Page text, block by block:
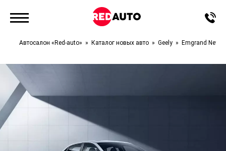
Автосалон «Red-auto» Каталог новых авто Geely Emgrand New